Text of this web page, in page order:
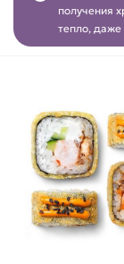
получения
тепло, даже